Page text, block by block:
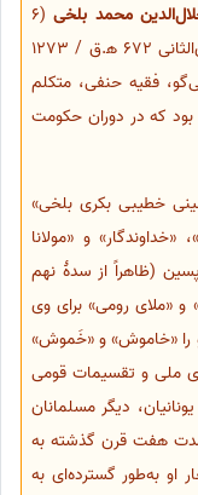
محمد بلخی (6
ربیع‌الاول 604 ه‍.ق / 1207 میلادی – 5 جمادی‌الثانی 672 ه‍.ق / 1273
فقیه حنفی، متکلم
که در دوران حکومت
خطیبی بکری بلخی»
و «مولانا
(ظاهراً از سدهٔ نهم
و «ملای رومی» برای وی
را «خاموش» و «خَموش»
ملی و تقسیمات قومی
دیگر مسلمانان
هفت قرن گذشته به
او به‌طور گسترده‌ای به